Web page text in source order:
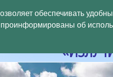
обеспечивать
об